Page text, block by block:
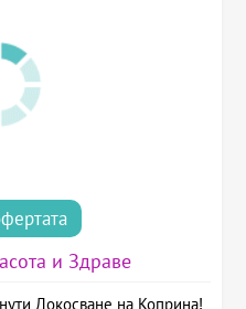
и Здраве
Докосване на Коприна!